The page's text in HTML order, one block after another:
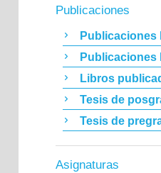
Publicaciones
Publicaciones
Publicaciones
Libros
Tesis de
Tesis de
Asignaturas